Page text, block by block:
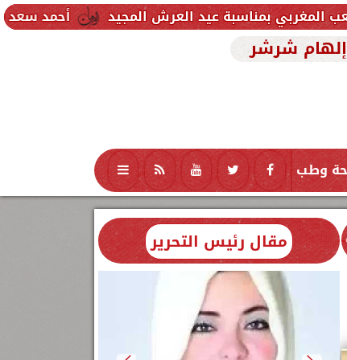
أحمد سعد يطلق «الألبوم عيد العرش المجيد
إلهام شرشر
وطب تكنولوجيا منوعات محافظات
مقال رئيس التحرير